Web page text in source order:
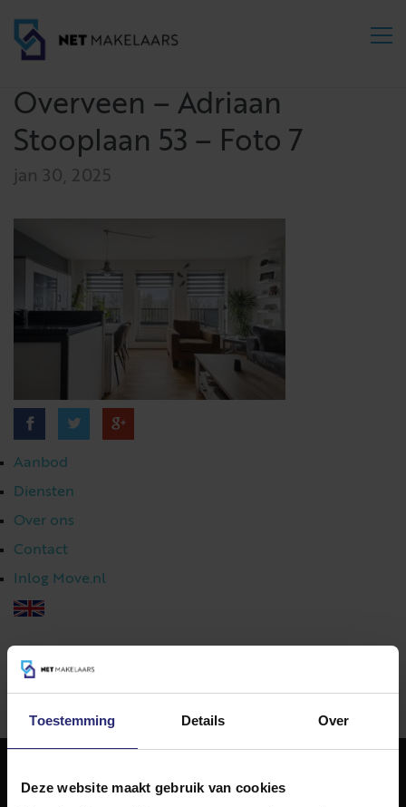
Toestemming Details Over
Deze website maakt gebruik van cookies
Overveen – Adriaan
Stooplaan 53 – Foto 7
jan 30, 2025
Aanbod
Diensten
Over ons
Contact
Inlog Move.nl
023 303 54 44
NET Makelaars